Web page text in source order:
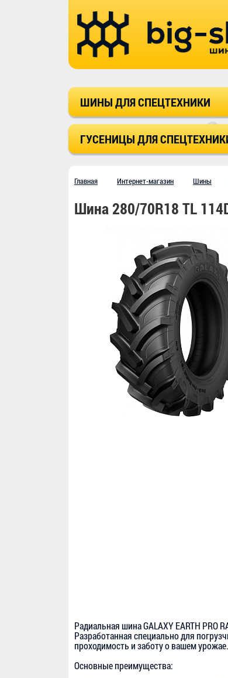
ШИНЫ ДЛЯ СПЕЦТЕХНИКИ
ГУСЕНИЦЫ ДЛЯ
Главная Интернет-магазин Шины
Шина 280/70R18 TL
Радиальная шина GALAXY EARTH
Разработанная специально для
проходимость и заботу о вашем урожае.
Основные преимущества: